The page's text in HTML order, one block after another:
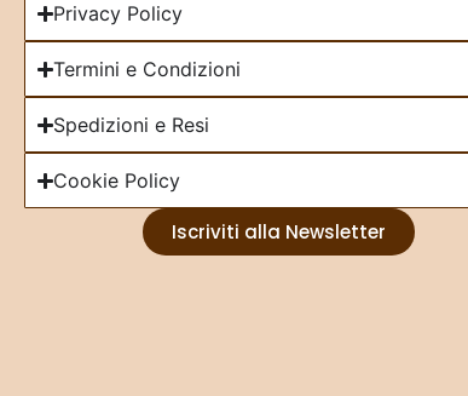
Privacy Policy
Termini e Condizioni
Spedizioni e Resi
Cookie Policy
Iscriviti alla Newsletter